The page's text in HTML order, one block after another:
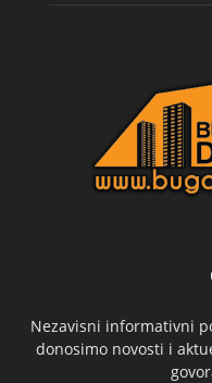
Nezavisni informativni
donosimo novosti i